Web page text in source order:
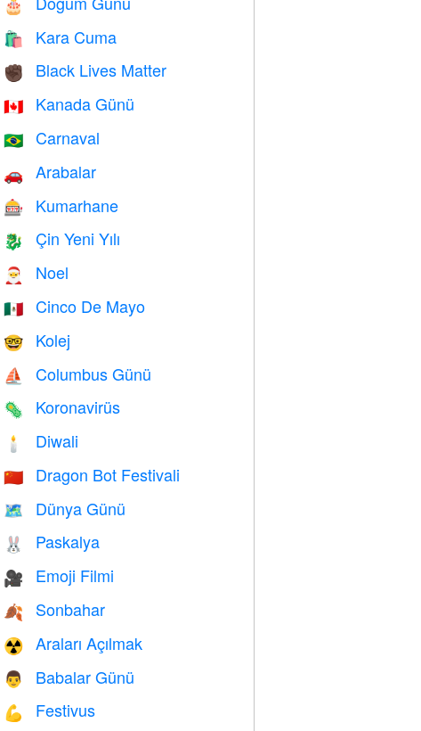
🎂
🛍 Kara Cuma
✊🏿 Black Lives Matter
🇨🇦 Kanada Günü
🇧🇷 Carnaval
🚗 Arabalar
🎰 Kumarhane
🐉 Çin Yeni Yılı
🎅 Noel
🇲🇽 Cinco De Mayo
🤓 Kolej
⛵️ Columbus Günü
🦠 Koronavirüs
🕯 Diwali
🇨🇳 Dragon Bot Festivali
🗺️ Dünya Günü
🐰 Paskalya
🎥 Emoji Filmi
🍂 Sonbahar
☢️ Araları Açılmak
👨 Babalar Günü
💪 Festivus